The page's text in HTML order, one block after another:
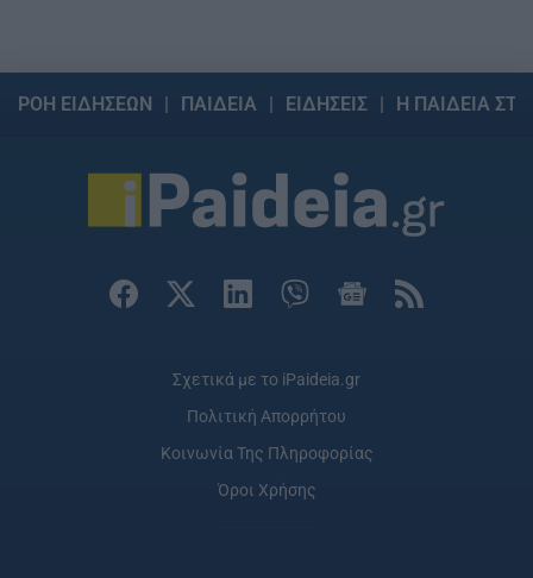
ΡΟΗ ΕΙΔΗΣΕΩΝ ΠΑΙΔΕΙΑ ΕΙΔΗΣΕΙΣ Η ΠΑΙΔΕΙΑ
Σχετικά με το iPaideia.gr
Πολιτική Απορρήτου
Κοινωνία Της Πληροφορίας
Όροι Χρήσης